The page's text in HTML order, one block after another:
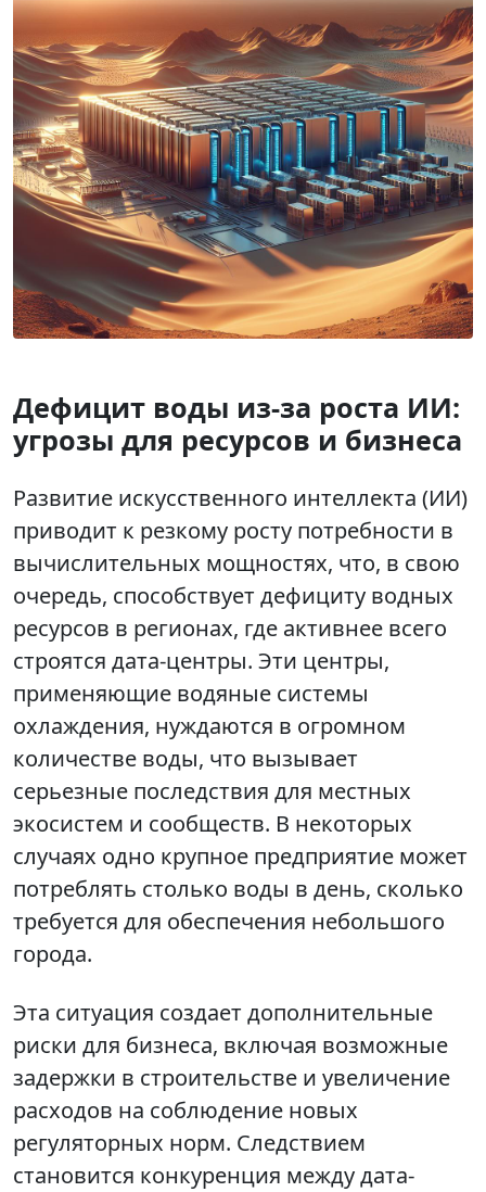
Дефицит воды из-за роста ИИ:
угрозы для ресурсов и бизнеса
Развитие искусственного интеллекта (ИИ)
приводит к резкому росту потребности в
вычислительных мощностях, что, в свою
очередь, способствует дефициту водных
ресурсов в регионах, где активнее всего
строятся дата-центры. Эти центры,
применяющие водяные системы
охлаждения, нуждаются в огромном
количестве воды, что вызывает
серьезные последствия для местных
экосистем и сообществ. В некоторых
случаях одно крупное предприятие может
потреблять столько воды в день, сколько
требуется для обеспечения небольшого
города.
Эта ситуация создает дополнительные
риски для бизнеса, включая возможные
задержки в строительстве и увеличение
расходов на соблюдение новых
регуляторных норм. Следствием
становится конкуренция между дата-